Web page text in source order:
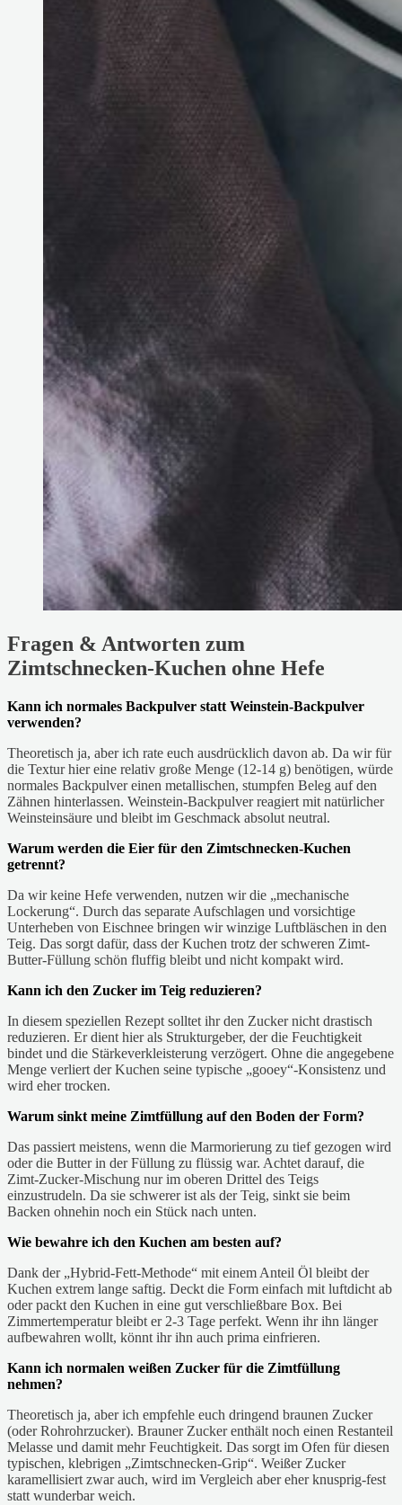
Fragen & Antworten zum
Zimtschnecken-Kuchen ohne Hefe
Kann ich normales Backpulver statt Weinstein-Backpulver
verwenden?
Theoretisch ja, aber ich rate euch ausdrücklich davon ab. Da wir für
die Textur hier eine relativ große Menge (12-14 g) benötigen, würde
normales Backpulver einen metallischen, stumpfen Beleg auf den
Zähnen hinterlassen. Weinstein-Backpulver reagiert mit natürlicher
Weinsteinsäure und bleibt im Geschmack absolut neutral.
Warum werden die Eier für den Zimtschnecken-Kuchen
getrennt?
Da wir keine Hefe verwenden, nutzen wir die „mechanische
Lockerung“. Durch das separate Aufschlagen und vorsichtige
Unterheben von Eischnee bringen wir winzige Luftbläschen in den
Teig. Das sorgt dafür, dass der Kuchen trotz der schweren Zimt-
Butter-Füllung schön fluffig bleibt und nicht kompakt wird.
Kann ich den Zucker im Teig reduzieren?
In diesem speziellen Rezept solltet ihr den Zucker nicht drastisch
reduzieren. Er dient hier als Strukturgeber, der die Feuchtigkeit
bindet und die Stärkeverkleisterung verzögert. Ohne die angegebene
Menge verliert der Kuchen seine typische „gooey“-Konsistenz und
wird eher trocken.
Warum sinkt meine Zimtfüllung auf den Boden der Form?
Das passiert meistens, wenn die Marmorierung zu tief gezogen wird
oder die Butter in der Füllung zu flüssig war. Achtet darauf, die
Zimt-Zucker-Mischung nur im oberen Drittel des Teigs
einzustrudeln. Da sie schwerer ist als der Teig, sinkt sie beim
Backen ohnehin noch ein Stück nach unten.
Wie bewahre ich den Kuchen am besten auf?
Dank der „Hybrid-Fett-Methode“ mit einem Anteil Öl bleibt der
Kuchen extrem lange saftig. Deckt die Form einfach mit luftdicht ab
oder packt den Kuchen in eine gut verschließbare Box. Bei
Zimmertemperatur bleibt er 2-3 Tage perfekt. Wenn ihr ihn länger
aufbewahren wollt, könnt ihr ihn auch prima einfrieren.
Kann ich normalen weißen Zucker für die Zimtfüllung
nehmen?
Theoretisch ja, aber ich empfehle euch dringend braunen Zucker
(oder Rohrohrzucker). Brauner Zucker enthält noch einen Restanteil
Melasse und damit mehr Feuchtigkeit. Das sorgt im Ofen für diesen
typischen, klebrigen „Zimtschnecken-Grip“. Weißer Zucker
karamellisiert zwar auch, wird im Vergleich aber eher knusprig-fest
statt wunderbar weich.